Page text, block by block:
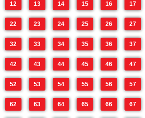
12 13 14 15 16 17
22 23 24 25 26 27
32 33 34 35 36 37
42 43 44 45 46 47
52 53 54 55 56 57
62 63 64 65 66 67